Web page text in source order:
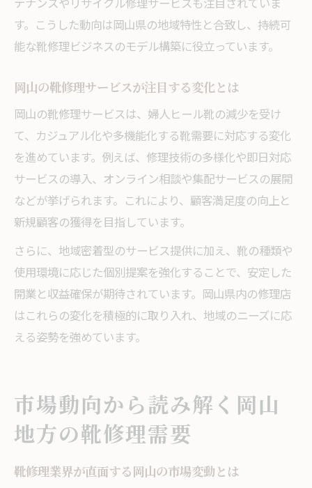
す。こうした動向は岡山県の地域特性と合致し、持続可
能な靴修理ビジネスのモデル構築に役立っています。
岡山の靴修理サービスが注目する変化とは
岡山の靴修理サービスは、婦人ヒール靴の減少を受け
て、カジュアル化や多機能化する靴需要に対応する変化
を進めています。例えば、修理技術の多様化や即日対応
サービスの導入、オンライン相談や集配サービスの展開
などが挙げられます。これにより、顧客満足度の向上と
新規顧客の獲得を目指しています。
さらに、地域密着型のサービス提供に加え、靴の種類や
使用環境に応じた個別提案を強化することで、安定した
開業と収益確保が期待されています。岡山県内の修理店
はこれらの変化を積極的に取り入れ、地域のニーズに応
える姿勢を強めています。
市場動向から読み解く岡山
地方の靴修理需要
靴修理業界が直面する岡山の市場変動とは